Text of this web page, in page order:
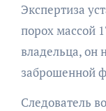
Экспертиза
порох массой
владельца, он
заброшенной
Следователь